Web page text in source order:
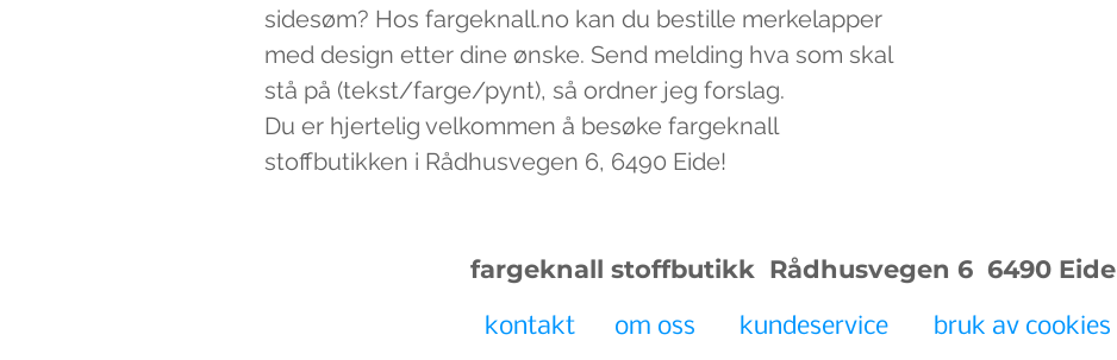
sidesøm? Hos fargeknall.no kan du bestille merkelapper
med design etter dine ønske. Send melding hva som skal
stå på (tekst/farge/pynt), så ordner jeg forslag.
Du er hjertelig velkommen å besøke fargeknall
stoffbutikken i Rådhusvegen 6, 6490 Eide!
fargeknall stoffbutikk Rådhusvegen 6 6490 Eide
kontakt om oss kundeservice bruk av cookies